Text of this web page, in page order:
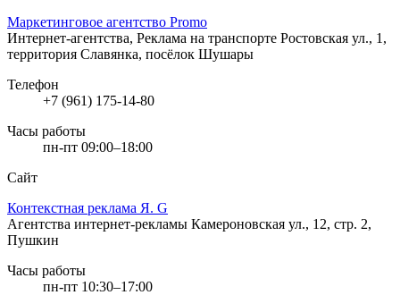
Маркетинговое агентство Promo
Интернет-агентства, Реклама на транспорте Ростовская ул., 1,
территория Славянка, посёлок Шушары
Телефон
+7 (961) 175-14-80
Часы работы
пн-пт 09:00–18:00
Сайт
Контекстная реклама Я. G
Агентства интернет-рекламы Камероновская ул., 12, стр. 2,
Пушкин
Часы работы
пн-пт 10:30–17:00